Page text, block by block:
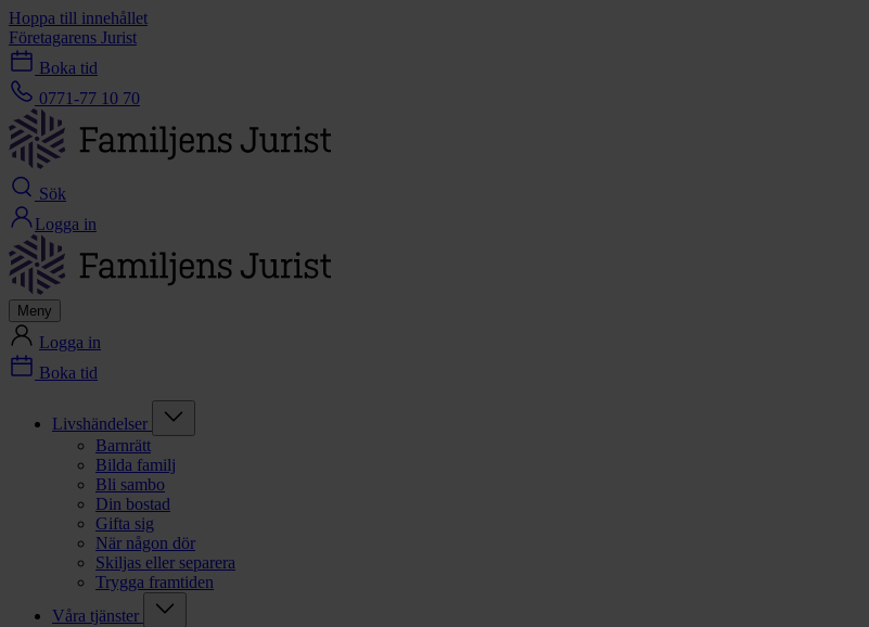
Hoppa till innehållet
Företagarens Jurist
Boka tid
0771-77 10 70
Sök
Logga in
Meny
Logga in
Boka tid
Livshändelser
Barnrätt
Bilda familj
Bli sambo
Din bostad
Gifta sig
När någon dör
Skiljas eller separera
Trygga framtiden
Våra tjänster